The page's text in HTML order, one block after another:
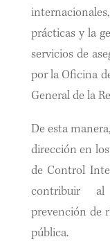
prácticas y la
servicios de
por la Oficina
General de la
De esta
dirección en
de Control
contribuir
prevención de
pública.